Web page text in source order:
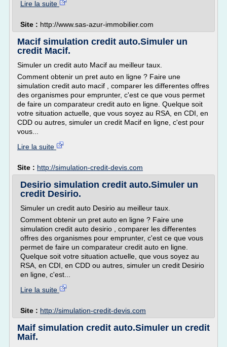
Lire la suite
Site : http://www.sas-azur-immobilier.com
Macif simulation credit auto.Simuler un
credit Macif.
Simuler un credit auto Macif au meilleur taux.
Comment obtenir un pret auto en ligne ? Faire une
simulation credit auto macif , comparer les differentes offres
des organismes pour emprunter, c'est ce que vous permet
de faire un comparateur credit auto en ligne. Quelque soit
votre situation actuelle, que vous soyez au RSA, en CDI, en
CDD ou autres, simuler un credit Macif en ligne, c'est pour
vous...
Lire la suite
Site : http://simulation-credit-devis.com
Desirio simulation credit auto.Simuler un
credit Desirio.
Simuler un credit auto Desirio au meilleur taux.
Comment obtenir un pret auto en ligne ? Faire une
simulation credit auto desirio , comparer les differentes
offres des organismes pour emprunter, c'est ce que vous
permet de faire un comparateur credit auto en ligne.
Quelque soit votre situation actuelle, que vous soyez au
RSA, en CDI, en CDD ou autres, simuler un credit Desirio
en ligne, c'est...
Lire la suite
Site : http://simulation-credit-devis.com
Maif simulation credit auto.Simuler un credit
Maif.